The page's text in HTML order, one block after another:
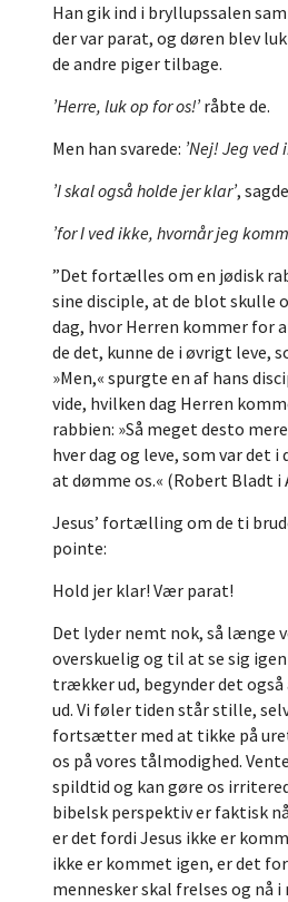
Han gik ind i bryllupssalen
der var parat, og døren blev
de andre piger tilbage.
’Herre, luk op for os!’råbte de.
Men han svarede: ’Nej! Jeg ved
’I skal også holde jer klar’,
’for I ved ikke, hvornår jeg
”Det fortælles om en jødisk
sine disciple, at de blot skulle
dag, hvor Herren kommer for
de det, kunne de i øvrigt leve,
»Men,« spurgte en af hans
vide, hvilken dag Herren
rabbien: »Så meget desto
hver dag og leve, som var det
at dømme os.« (Robert Bladt i
Jesus’ fortælling om de ti
pointe:
Hold jer klar! Vær parat!
Det lyder nemt nok, så længe
overskuelig og til at se sig
trækker ud, begynder det
ud. Vi føler tiden står stille,
fortsætter med at tikke på
os på vores tålmodighed.
spildtid og kan gøre os
bibelsk perspektiv er faktisk
er det fordi Jesus ikke er
ikke er kommet igen, er det
mennesker skal frelses og nå